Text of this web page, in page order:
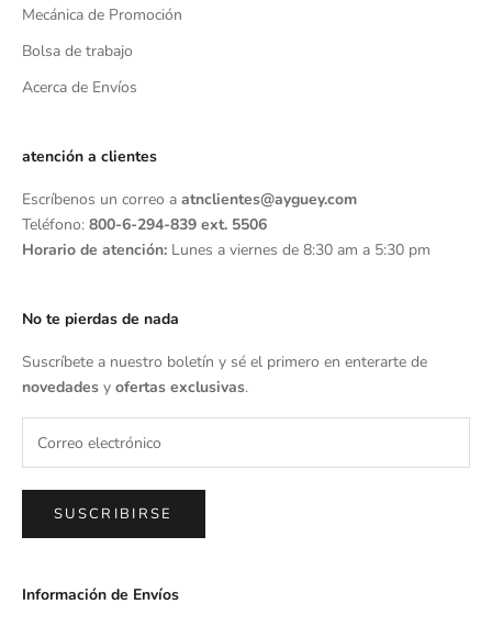
Mecánica de Promoción
Bolsa de trabajo
Acerca de Envíos
atención a clientes
Escríbenos un correo a atnclientes@ayguey.com
Teléfono: 800-6-294-839 ext. 5506
Horario de atención: Lunes a viernes de 8:30 am a 5:30 pm
No te pierdas de nada
Suscríbete a nuestro boletín y sé el primero en enterarte de
novedades y ofertas exclusivas.
SUSCRIBIRSE
Información de Envíos